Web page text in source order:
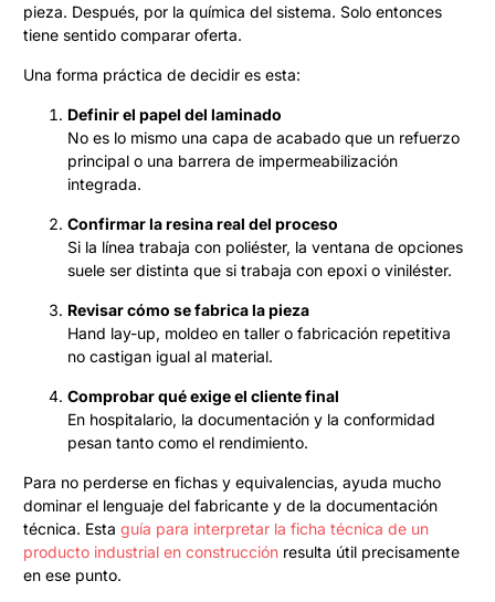
pieza. Después, por la química del sistema. Solo entonces
tiene sentido comparar oferta.
Una forma práctica de decidir es esta:
Definir el papel del laminado
No es lo mismo una capa de acabado que un refuerzo
principal o una barrera de impermeabilización
integrada.
Confirmar la resina real del proceso
Si la línea trabaja con poliéster, la ventana de opciones
suele ser distinta que si trabaja con epoxi o viniléster.
Revisar cómo se fabrica la pieza
Hand lay-up, moldeo en taller o fabricación repetitiva
no castigan igual al material.
Comprobar qué exige el cliente final
En hospitalario, la documentación y la conformidad
pesan tanto como el rendimiento.
Para no perderse en fichas y equivalencias, ayuda mucho
dominar el lenguaje del fabricante y de la documentación
técnica. Esta guía para interpretar la ficha técnica de un
producto industrial en construcción resulta útil precisamente
en ese punto.